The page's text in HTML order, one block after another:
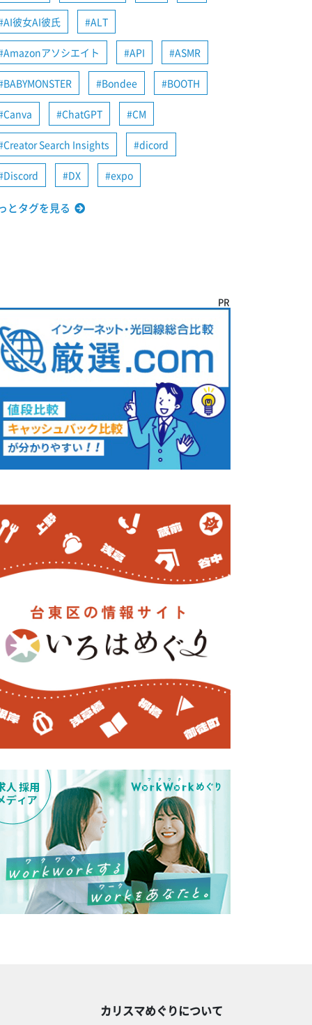
AI彼女AI彼氏 ALT
Amazonアソシエイト API ASMR
BABYMONSTER Bondee BOOTH
Canva ChatGPT CM
Creator Search Insights dicord
Discord DX expo
とタグを見る
PR
カリスマめぐりについて